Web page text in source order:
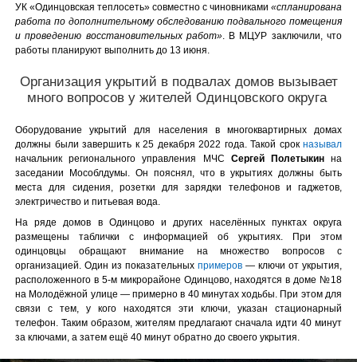
УК «Одинцовская теплосеть» совместно с чиновниками «спланирована
работа по дополнительному обследованию подвального помещения
и проведению восстановительных работ». В МЦУР заключили, что
работы планируют выполнить до 13 июня.
Организация укрытий в подвалах домов вызывает
много вопросов у жителей Одинцовского округа
Оборудование укрытий для населения в многоквартирных домах
должны были завершить к 25 декабря 2022 года. Такой срок называл
начальник регионального управления МЧС Сергей Полетыкинна
заседании Мособлдумы. Он пояснял, что в укрытиях должны быть
места для сидения, розетки для зарядки телефонов и гаджетов,
электричество и питьевая вода.
На ряде домов в Одинцово и других населённых пунктах округа
размещены таблички с информацией об укрытиях. При этом
одинцовцы обращают внимание на множество вопросов с
организацией. Один из показательных примеров — ключи от укрытия,
расположенного в 5-м микрорайоне Одинцово, находятся в доме №18
на Молодёжной улице — примерно в 40 минутах ходьбы. При этом для
связи с тем, у кого находятся эти ключи, указан стационарный
телефон. Таким образом, жителям предлагают сначала идти 40 минут
за ключами, а затем ещё 40 минут обратно до своего укрытия.